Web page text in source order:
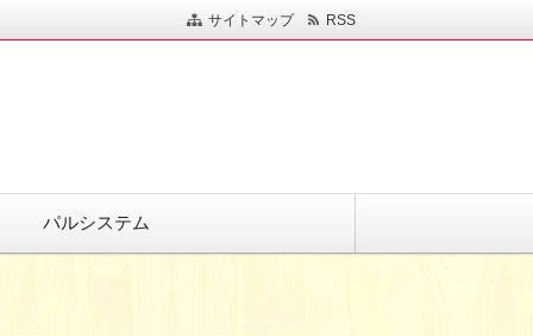
サイトマップ RSS
パルシステム